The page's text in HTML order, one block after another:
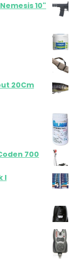
10"
20Cm
700
I